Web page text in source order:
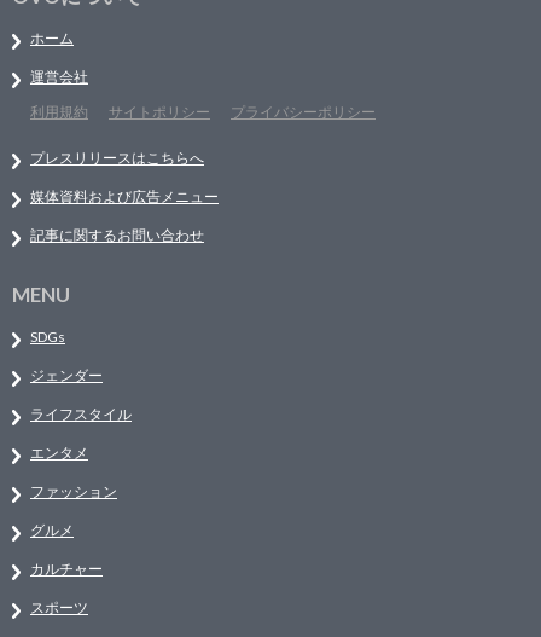
ホーム
運営会社
利用規約
サイトポリシー プライバシーポリシー
プレスリリースはこちらへ
媒体資料および広告メニュー
記事に関するお問い合わせ
MENU
SDGs
ジェンダー
ライフスタイル
エンタメ
ファッション
グルメ
カルチャー
スポーツ